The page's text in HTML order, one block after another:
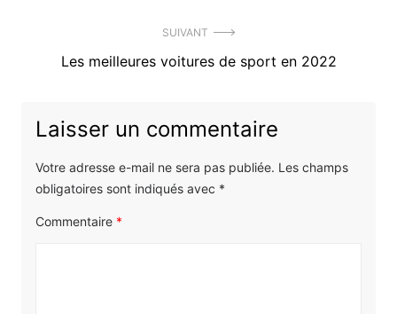
SUIVANT
Article
Les meilleures voitures de sport en 2022
Laisser un commentaire
Votre adresse e-mail ne sera pas publiée. Les champs
obligatoires sont indiqués avec *
Commentaire *